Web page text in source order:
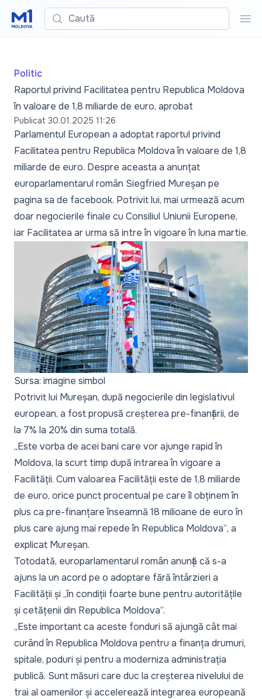
Caută
Politic
Raportul privind Facilitatea pentru Republica Moldova
în valoare de 1,8 miliarde de euro, aprobat
Publicat 30.01.2025 11:26
Parlamentul European a adoptat raportul privind
Facilitatea pentru Republica Moldova în valoare de 1,8
miliarde de euro. Despre aceasta a anunțat
europarlamentarul român Siegfried Mureșan pe
pagina sa de facebook. Potrivit lui, mai urmează acum
doar negocierile finale cu Consiliul Uniunii Europene,
iar Facilitatea ar urma să intre în vigoare în luna martie.
Sursa: imagine simbol
Potrivit lui Mureșan, după negocierile din legislativul
european, a fost propusă creșterea pre-finanțării, de
la 7% la 20% din suma totală.
„Este vorba de acei bani care vor ajunge rapid în
Moldova, la scurt timp după intrarea în vigoare a
Facilității. Cum valoarea Facilității este de 1,8 miliarde
de euro, orice punct procentual pe care îl obținem în
plus ca pre-finanțare înseamnă 18 milioane de euro în
plus care ajung mai repede în Republica Moldova”, a
explicat Mureșan.
Totodată, europarlamentarul român anunță că s-a
ajuns la un acord pe o adoptare fără întârzieri a
Facilității și „în condiții foarte bune pentru autoritățile
și cetățenii din Republica Moldova”.
„Este important ca aceste fonduri să ajungă cât mai
curând în Republica Moldova pentru a finanța drumuri,
spitale, poduri și pentru a moderniza administrația
publică. Sunt măsuri care duc la creșterea nivelului de
trai al oamenilor și accelerează integrarea europeană